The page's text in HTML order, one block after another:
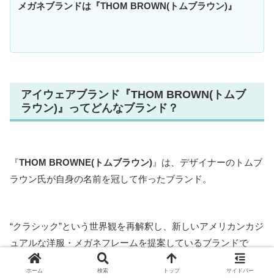
メガネブランドは『THOM BROWN(トムブラウン)』
アイウェアブランド『THOM BROWN(トムブ
ラウン)』ってどんなブランド？
『THOM BROWNE( トムブラウン) 』は、デザイナーのトムブ
ラウン氏が自身の名前を冠して作ったブランド。
“クラシック”という世界観を再解釈し、新しいアメリカンカジ
ュアルな洋服・メガネフレームを提案しているブランドで
ホーム 検索 トップ サイドバー